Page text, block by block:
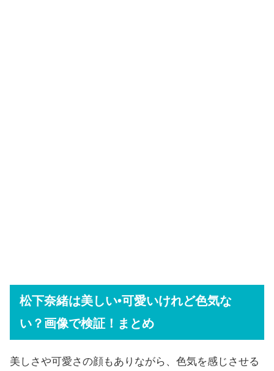
松下奈緒は美しい•可愛いけれど色気な
い？画像で検証！まとめ
美しさや可愛さの顔もありながら、色気を感じさせる